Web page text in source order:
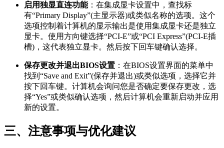
启用独显直连功能：在集成显卡设置中，查找标
有“Primary Display”(主显示器)或类似名称的选项。这个
选项控制着计算机的显示输出是使用集成显卡还是独立
显卡。使用方向键选择“PCI-E”或“PCI Express”(PCI-E插
槽)，这代表独立显卡。然后按下回车键确认选择。
保存更改并退出BIOS设置 ：在BIOS设置界面的菜单中
找到“Save and Exit”(保存并退出)或类似选项，选择它并
按下回车键。计算机会询问您是否确定要保存更改，选
择“Yes”或类似确认选项，然后计算机会重新启动并应用
新的设置。
三、注意事项与优化建议